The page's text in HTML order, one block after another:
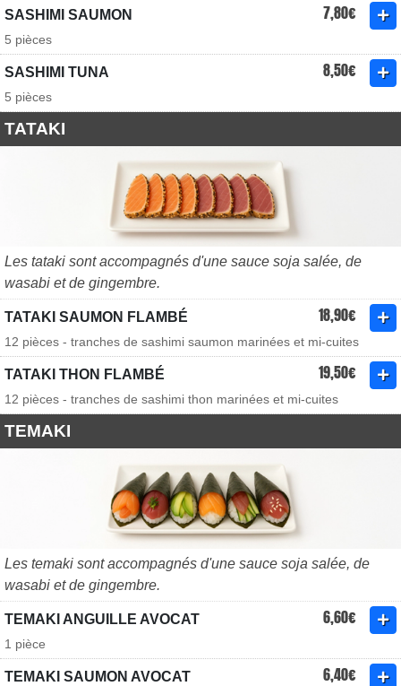
SASHIMI SAUMON 7,80€
5 pièces
SASHIMI TUNA 8,50€
5 pièces
TATAKI
Les tataki sont accompagnés d'une sauce soja salée, de
wasabi et de gingembre.
TATAKI SAUMON FLAMBÉ 18,90€
12 pièces - tranches de sashimi saumon marinées et mi-cuites
TATAKI THON FLAMBÉ 19,50€
12 pièces - tranches de sashimi thon marinées et mi-cuites
TEMAKI
Les temaki sont accompagnés d'une sauce soja salée, de
wasabi et de gingembre.
TEMAKI ANGUILLE AVOCAT 6,60€
1 pièce
TEMAKI SAUMON AVOCAT 6,40€